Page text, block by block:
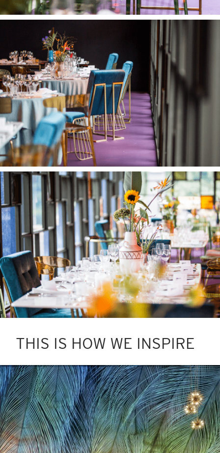
THIS IS HOW WE INSPIRE